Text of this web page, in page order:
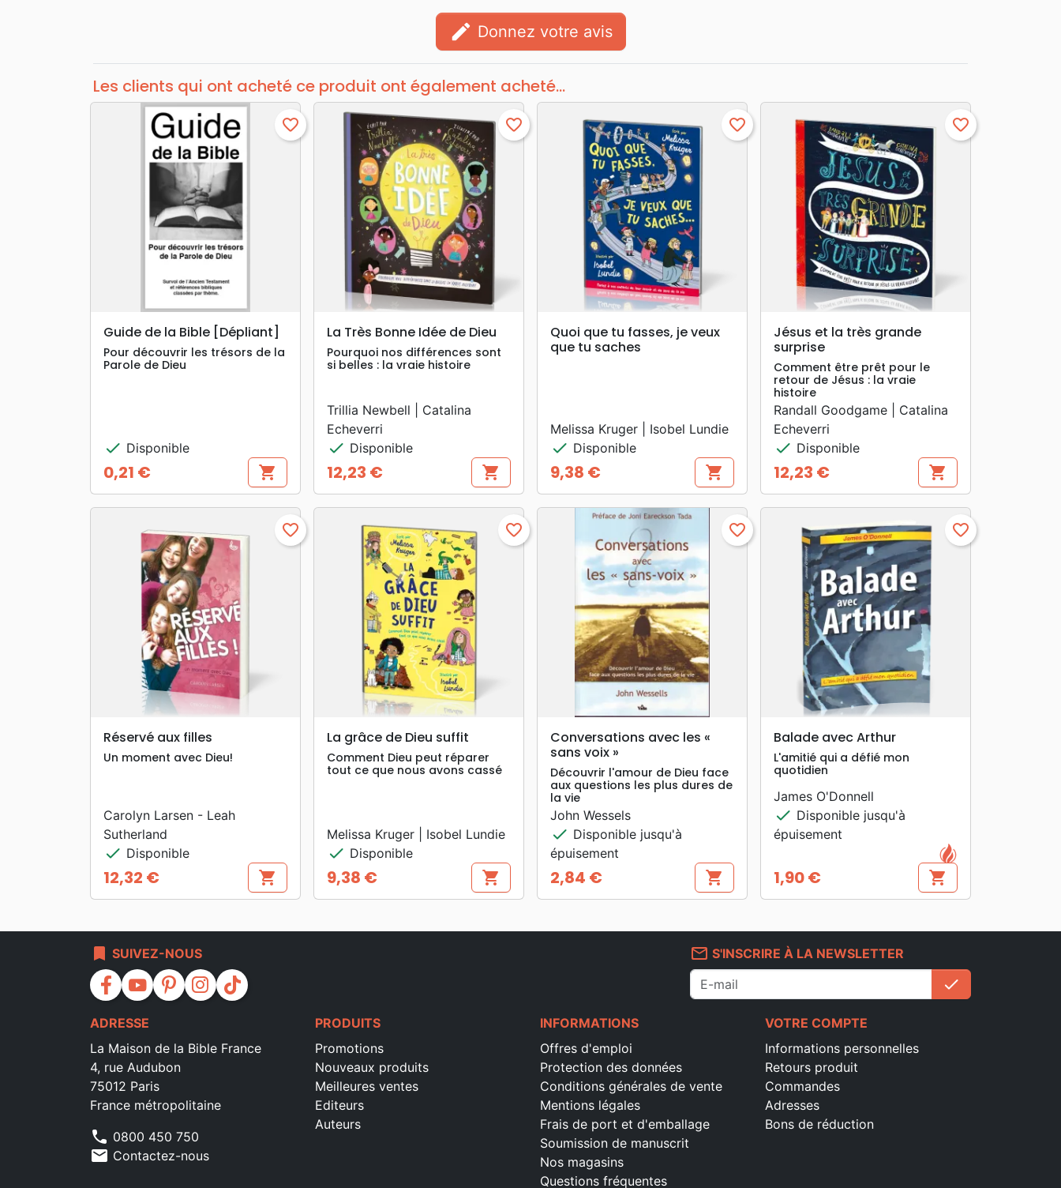
edit Donnez votre avis
Les clients qui ont acheté ce produit ont également acheté...
search APERÇU RAPIDE
favorite_border
Guide de la Bible [Dépliant]
Pour découvrir les trésors de la
Parole de Dieu
check Disponible
Prix
0,21 € shopping_cart
searchAPERÇU RAPIDE
favorite_border
La Très Bonne Idée de Dieu
Pourquoi nos différences sont
si belles : la vraie histoire
Trillia Newbell | Catalina
Echeverri
check Disponible
Prix
12,23 € shopping_cart
search APERÇU RAPIDE
favorite_border
Quoi que tu fasses, je veux
que tu saches
Melissa Kruger | Isobel Lundie
check Disponible
Prix
9,38 € shopping_cart
search APERÇU RAPIDE
favorite_border
Jésus et la très grande
surprise
Comment être prêt pour le
retour de Jésus : la vraie
histoire
Randall Goodgame | Catalina
Echeverri
check Disponible
Prix
12,23 € shopping_cart
search APERÇU RAPIDE
favorite_border
Réservé aux filles
Un moment avec Dieu!
Carolyn Larsen - Leah
Sutherland
check Disponible
Prix
12,32 € shopping_cart
search APERÇU RAPIDE
favorite_border
La grâce de Dieu suffit
Comment Dieu peut réparer
tout ce que nous avons cassé
Melissa Kruger | Isobel Lundie
check Disponible
Prix
9,38 € shopping_cart
search APERÇU RAPIDE
favorite_border
Conversations avec les «
sans voix »
Découvrir l'amour de Dieu face
aux questions les plus dures de
la vie
John Wessels
check Disponible jusqu'à
épuisement
Prix
2,84 € shopping_cart
search APERÇU RAPIDE
favorite_border
Balade avec Arthur
L'amitié qui a défié mon
quotidien
James O'Donnell
check Disponible jusqu'à
épuisement
Prix
1,90 € shopping_cart
bookmark SUIVEZ-NOUS
facebook youtube pinterest instagram tiktok
mail_outline S'INSCRIRE À LA NEWSLETTER
check
ADRESSE
La Maison de la Bible France
4, rue Audubon
75012 Paris
France métropolitaine
phone 0800 450 750
mail Contactez-nous
PRODUITS
Promotions
Nouveaux produits
Meilleures ventes
Editeurs
Auteurs
INFORMATIONS
Offres d'emploi
Protection des données
Conditions générales de vente
Mentions légales
Frais de port et d'emballage
Soumission de manuscrit
Nos magasins
Questions fréquentes
VOTRE COMPTE
Informations personnelles
Retours produit
Commandes
Adresses
Bons de réduction